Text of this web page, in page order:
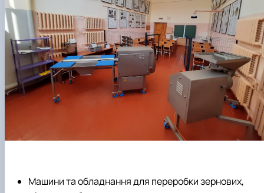
Машини та обладнання для переробки зернових,